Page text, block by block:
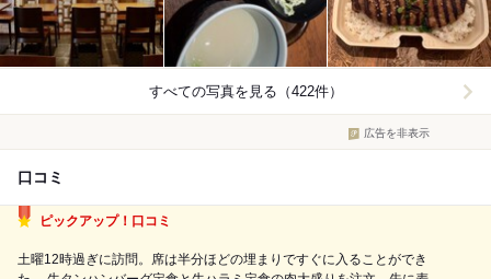
すべての写真を見る（422件）
広告を非表示
口コミ
ピックアップ！口コミ
土曜12時過ぎに訪問。席は半分ほどの埋まりですぐに入ることができ